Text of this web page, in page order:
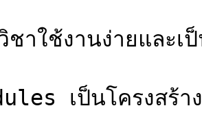
ชาใช้งานง่ายและ
เป็นโครงสร้า